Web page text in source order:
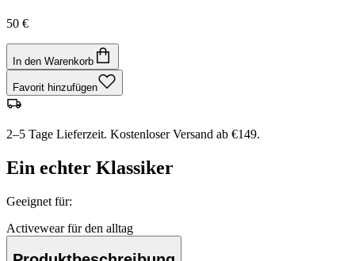
50 €
In den Warenkorb
Favorit hinzufügen
2–5 Tage Lieferzeit. Kostenloser Versand ab €149.
Ein echter Klassiker
Geeignet für:
Activewear für den alltag